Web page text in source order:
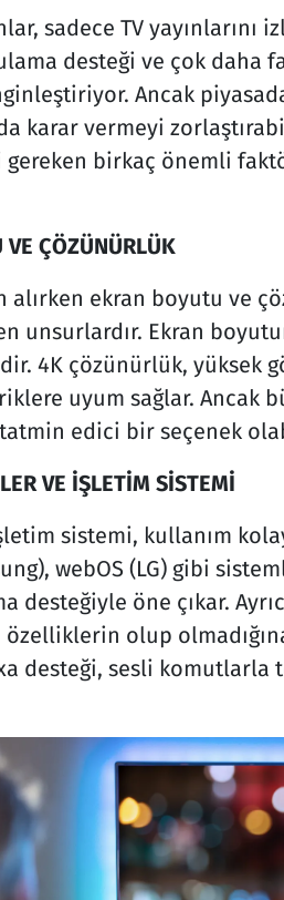
sadece TV yayınlarını
desteği ve çok daha
Ancak
karar vermeyi
birkaç önemli
VE ÇÖZÜNÜRLÜK
alırken ekran boyutu ve
unsurlardır. Ekran
4K çözünürlük, yüksek
uyum sağlar. Ancak
edici bir seçenek
VE İŞLETİM SİSTEMİ
sistemi, kullanım
webOS (LG) gibi
desteğiyle öne çıkar.
özelliklerin olup
desteği, sesli